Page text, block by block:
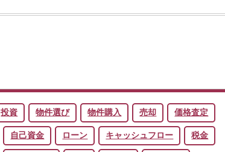
投資 物件選び 物件購入 売却 価格査定
自己資金 ローン キャッシュフロー 税金